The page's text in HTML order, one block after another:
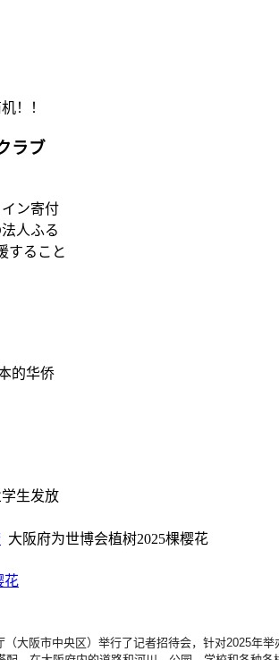
！！
ラブ
ン寄付
人ふる
すること
的华侨
生发放
大阪府为世博会植树2025棵樱花
花
大阪市中央区） 举行了记者招待会，针对2025年举